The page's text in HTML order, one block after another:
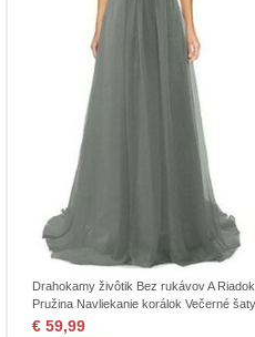
Drahokamy živôtik Bez rukávov A Riadok
Pružina Navliekanie korálok Večerné šaty
€ 59,99